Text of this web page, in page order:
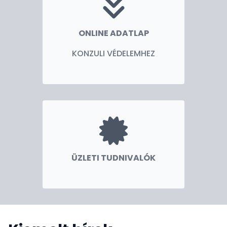
ONLINE ADATLAP
KONZULI VÉDELEMHEZ
ÜZLETI TUDNIVALÓK